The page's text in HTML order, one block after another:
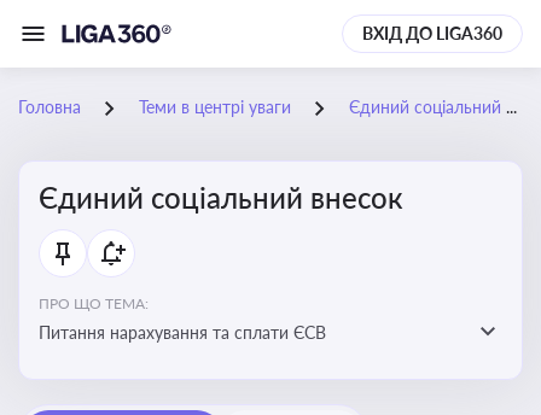
ВХІД ДО LIGA360
Головна Теми в центрі уваги Єдиний соціальний внесок
Єдиний соціальний внесок
ПРО ЩО ТЕМА:
Питання нарахування та сплати ЄСВ